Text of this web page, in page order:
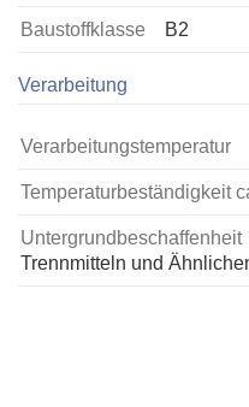
Baustoffklasse B2
Verarbeitung
Verarbeitungstemperatur
Temperaturbeständigkeit
Untergrundbeschaffenheit
Trennmitteln und